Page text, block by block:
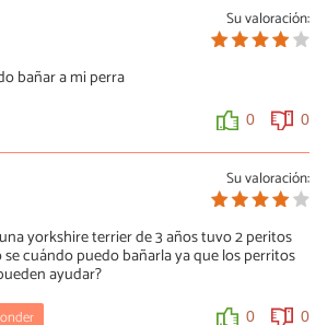
Su valoración:
bañar a mi perra
0 0
Su valoración:
yorkshire terrier de 3 años tuvo 2 peritos
cuándo puedo bañarla ya que los perritos
ayudar?
0 0